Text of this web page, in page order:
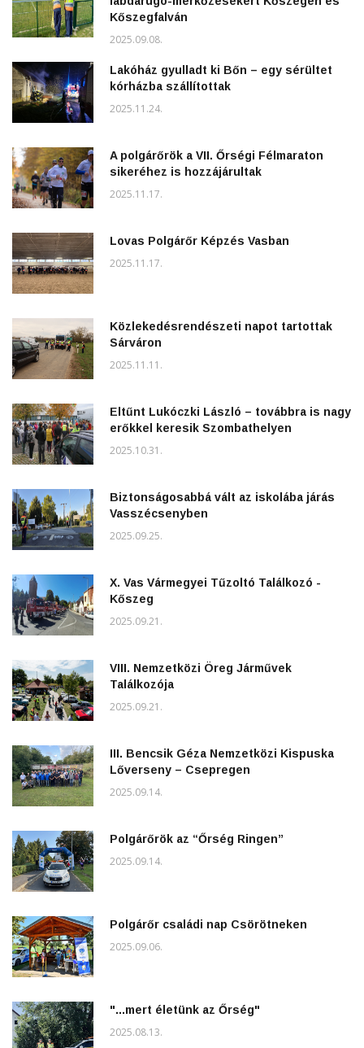
Kőszegfalván
2025.09.08.
Lakóház gyulladt ki Bőn – egy sérültet
kórházba szállítottak
2025.11.24.
A polgárőrök a VII. Őrségi Félmaraton
sikeréhez is hozzájárultak
2025.11.17.
Lovas Polgárőr Képzés Vasban
2025.11.17.
Közlekedésrendészeti napot tartottak
Sárváron
2025.11.11.
Eltűnt Lukóczki László – továbbra is nagy
erőkkel keresik Szombathelyen
2025.10.31.
Biztonságosabbá vált az iskolába járás
Vasszécsenyben
2025.09.25.
X. Vas Vármegyei Tűzoltó Találkozó -
Kőszeg
2025.09.21.
VIII. Nemzetközi Öreg Járművek
Találkozója
2025.09.21.
III. Bencsik Géza Nemzetközi Kispuska
Lőverseny – Csepregen
2025.09.14.
Polgárőrök az “Őrség Ringen”
2025.09.14.
Polgárőr családi nap Csörötneken
2025.09.06.
"...mert életünk az Őrség"
2025.08.13.